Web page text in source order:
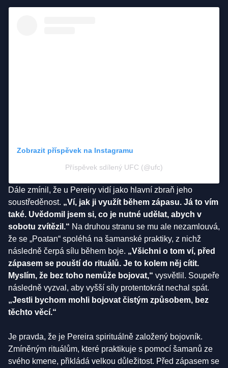
Zobrazit příspěvek na Instagramu
Příspěvek sdílený UFC (@ufc)
Dále zmínil, že u Pereiry vidí jako hlavní zbraň jeho
soustředěnost. „Ví, jak ji využít během zápasu. Já to vím
také. Uvědomil jsem si, co je nutné udělat, abych v
sobotu zvítězil.“ Na druhou stranu se mu ale nezamlouvá,
že se „Poatan“ spoléhá na šamanské praktiky, z nichž
následně čerpá sílu během boje. „Všichni o tom ví, před
zápasem se pouští do rituálů. Je to kolem něj cítit.
Myslím, že bez toho nemůže bojovat,“ vysvětlil. Soupeře
následně vyzval, aby vyšší síly protentokrát nechal spát.
„Jestli bychom mohli bojovat čistým způsobem, bez
těchto věcí.“
Je pravda, že je Pereira spirituálně založený bojovník.
Zmíněným rituálům, které praktikuje s pomocí šamanů ze
svého kmene, přikládá velkou důležitost. Před zápasem se